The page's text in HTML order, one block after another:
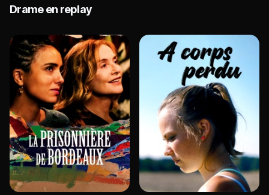
Drame en replay